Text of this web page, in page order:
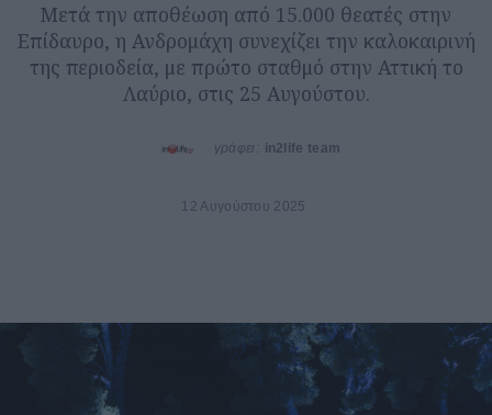
Μετά την αποθέωση από 15.000 θεατές στην
Επίδαυρο, η Ανδρομάχη συνεχίζει την καλοκαιρινή
της περιοδεία, με πρώτο σταθμό στην Αττική το
Λαύριο, στις 25 Αυγούστου.
γράφει: in2life team
12 Αυγούστου 2025